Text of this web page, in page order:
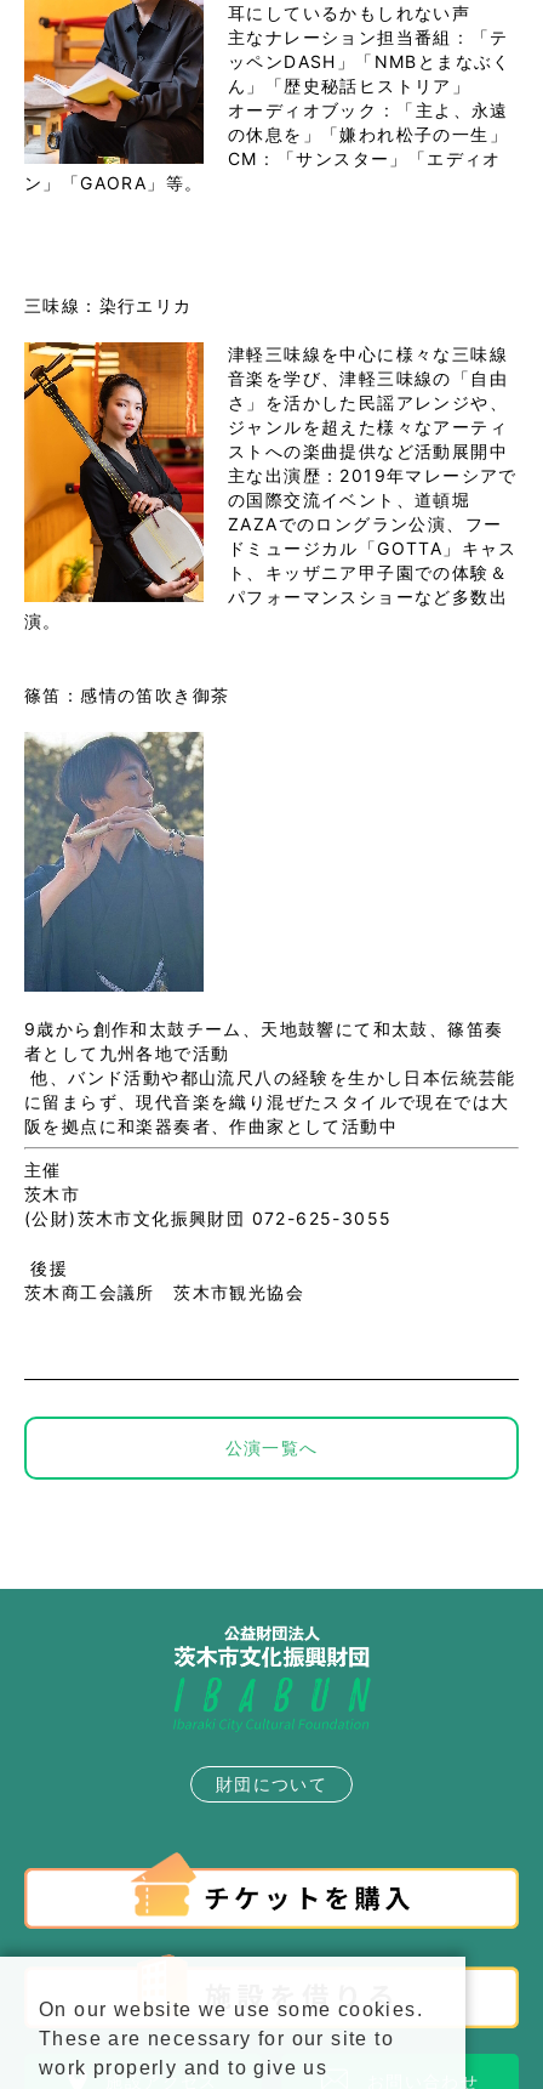
耳にしているかもしれない声
主なナレーション担当番組 : 「テ
ッペンDASH」「NMBとまなぶく
ん」「歴史秘話ヒストリア」
オーディオブック : 「主よ、永遠
の休息を」「嫌われ松子の一生」
CM : 「サンスター」「エディオ
ン」「GAORA」等。
津軽三味線を中心に様々な三味線
音楽を学び、津軽三味線の「自由
さ」を活かした民謡アレンジや、
ジャンルを超えた様々なアーティ
ストへの楽曲提供など活動展開中
主な出演歴：2019年マレーシアで
の国際交流イベント、道頓堀
ZAZAでのロングラン公演、フー
ドミュージカル「GOTTA」キャス
ト、キッザニア甲子園での体験＆
パフォーマンスショーなど多数出
演。
篠笛：感情の笛吹き御茶
9歳から創作和太鼓チーム、天地鼓響にて和太鼓、篠笛奏
者として九州各地で活動
他、バンド活動や都山流尺八の経験を生かし日本伝統芸能
に留まらず、現代音楽を織り混ぜたスタイルで現在では大
阪を拠点に和楽器奏者、作曲家として活動中
主催
茨木市
(公財)茨木市文化振興財団 072-625-3055
後援
茨木商工会議所 茨木市観光協会
公演一覧へ
財団について
施設アクセス お問い合わせ
On our website we use some cookies.
These are necessary for our site to
work properly and to give us